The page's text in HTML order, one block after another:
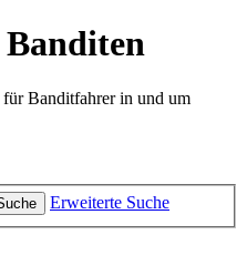
Banditfahrer in und um
Erweiterte Suche